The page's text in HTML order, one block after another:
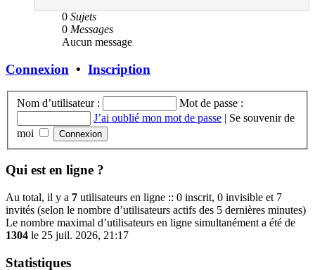
0 Sujets
0 Messages
Aucun message
Connexion • Inscription
Nom d’utilisateur :
Mot de passe :
J’ai oublié mon mot de passe | Se souvenir de
moi
Qui est en ligne ?
Au total, il y a 7 utilisateurs en ligne :: 0 inscrit, 0 invisible et 7
invités (selon le nombre d’utilisateurs actifs des 5 dernières minutes)
Le nombre maximal d’utilisateurs en ligne simultanément a été de
1304 le 25 juil. 2026, 21:17
Statistiques